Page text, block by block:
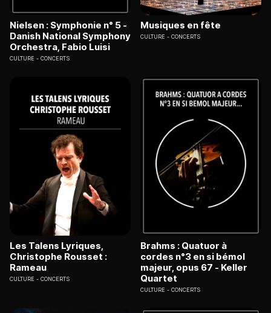
Nielsen : Symphonie n° 5 -
Danish National Symphony
Orchestra, Fabio Luisi
CULTURE CONCERTS
Musiques en fête
CULTURE CONCERTS
Les Talens Lyriques,
Christophe Rousset :
Rameau
CULTURE CONCERTS
Brahms : Quatuor à
cordes n°3 en si bémol
majeur, opus 67 - Keller
Quartet
CULTURE CONCERTS